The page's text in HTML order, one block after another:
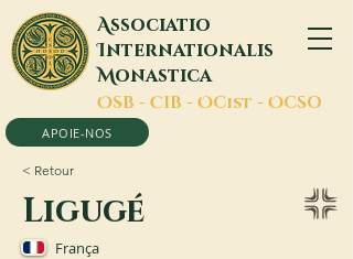
Associatio
Internationalis
Monastica
OSB - CIB - OCist - OCSO
APOIE-NOS
< Retour
Ligugé
França